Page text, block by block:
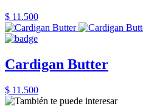
$ 11.500
Cardigan Butter
$ 11.500